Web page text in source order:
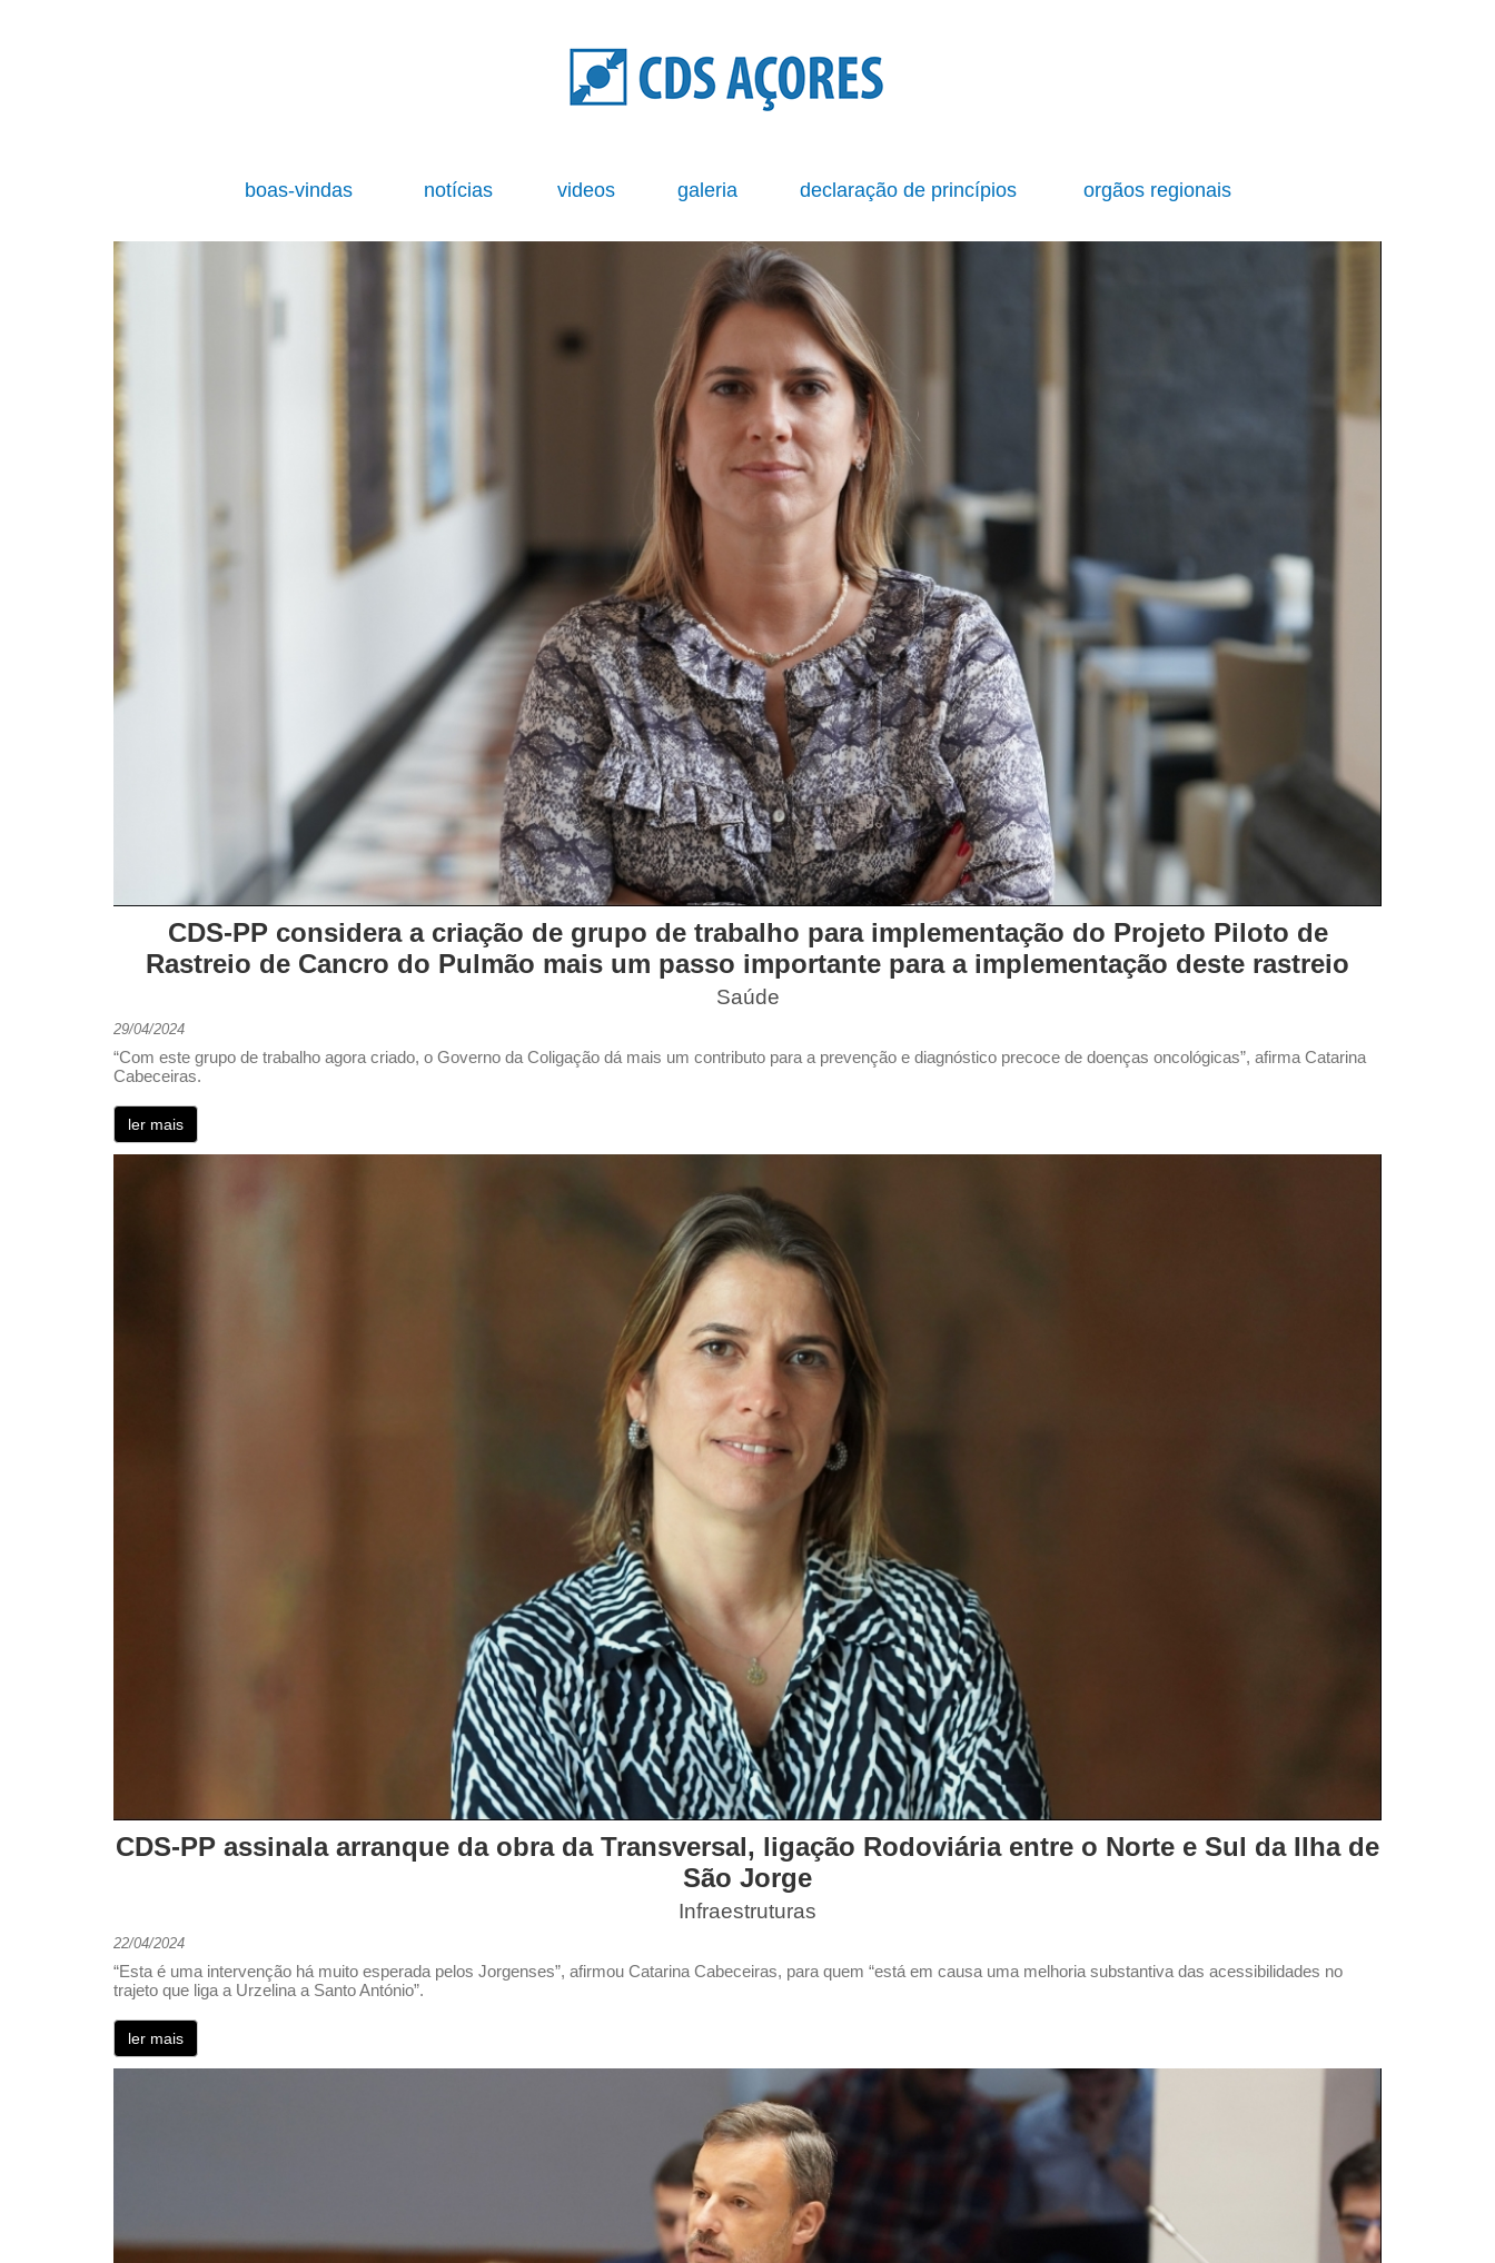
boas-vindas notícias videos galeria declaração de princípios orgãos regionais
CDS-PP considera a criação de grupo de trabalho para implementação do Projeto Piloto de
Rastreio de Cancro do Pulmão mais um passo importante para a implementação deste rastreio
Saúde
29/04/2024
“Com este grupo de trabalho agora criado, o Governo da Coligação dá mais um contributo para a prevenção e diagnóstico precoce de doenças oncológicas”, afirma Catarina
Cabeceiras.
ler mais
CDS-PP assinala arranque da obra da Transversal, ligação Rodoviária entre o Norte e Sul da Ilha de
São Jorge
Infraestruturas
22/04/2024
“Esta é uma intervenção há muito esperada pelos Jorgenses”, afirmou Catarina Cabeceiras, para quem “está em causa uma melhoria substantiva das acessibilidades no
trajeto que liga a Urzelina a Santo António”.
ler mais